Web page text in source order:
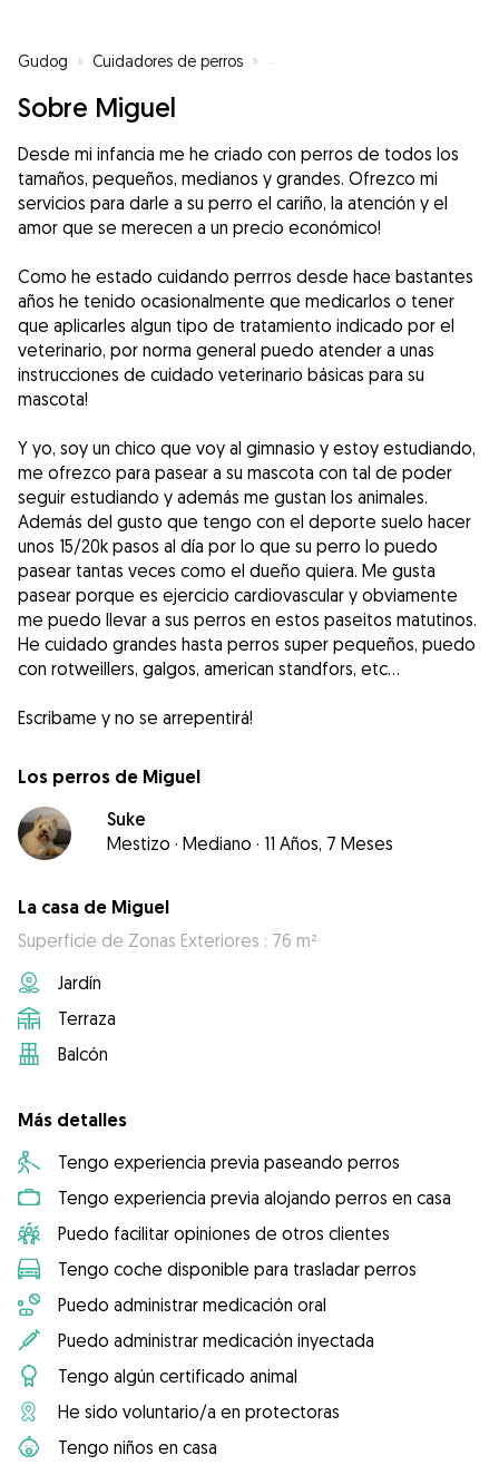
Gudog » Cuidadores de perros » Cuidadores de perros en Dos
Sobre Miguel
Desde mi infancia me he criado con perros de todos los
tamaños, pequeños, medianos y grandes. Ofrezco mi
servicios para darle a su perro el cariño, la atención y el
amor que se merecen a un precio económico!
Como he estado cuidando perrros desde hace bastantes
años he tenido ocasionalmente que medicarlos o tener
que aplicarles algun tipo de tratamiento indicado por el
veterinario, por norma general puedo atender a unas
instrucciones de cuidado veterinario básicas para su
mascota!
Y yo, soy un chico que voy al gimnasio y estoy estudiando,
me ofrezco para pasear a su mascota con tal de poder
seguir estudiando y además me gustan los animales.
Además del gusto que tengo con el deporte suelo hacer
unos 15/20k pasos al día por lo que su perro lo puedo
pasear tantas veces como el dueño quiera. Me gusta
pasear porque es ejercicio cardiovascular y obviamente
me puedo llevar a sus perros en estos paseitos matutinos.
He cuidado grandes hasta perros super pequeños, puedo
con rotweillers, galgos, american standfors, etc...
Escribame y no se arrepentirá!
Los perros de Miguel
Suke
Mestizo · Mediano · 11 Años, 7 Meses
La casa de Miguel
Superficie de Zonas Exteriores : 76 m²
Jardín
Terraza
Balcón
Más detalles
Tengo experiencia previa paseando perros
Tengo experiencia previa alojando perros en casa
Puedo facilitar opiniones de otros clientes
Tengo coche disponible para trasladar perros
Puedo administrar medicación oral
Puedo administrar medicación inyectada
Tengo algún certificado animal
He sido voluntario/a en protectoras
Tengo niños en casa